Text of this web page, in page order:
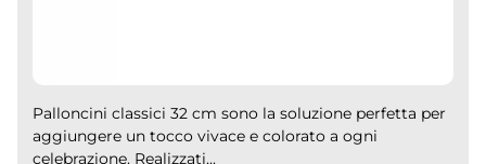
Palloncini classici 32 cm sono la soluzione perfetta per
aggiungere un tocco vivace e colorato a ogni
celebrazione. Realizzati...